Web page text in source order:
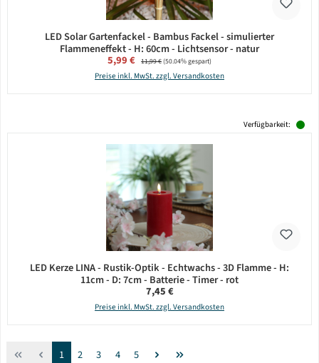
LED Solar Gartenfackel - Bambus Fackel - simulierter
Flammeneffekt - H: 60cm - Lichtsensor - natur
Verkaufspreis:
5,99 € Regulärer Preis:
11,99 €(50.04% gespart)
Preise inkl. MwSt. zzgl. Versandkosten
Verfügbarkeit:
LED Kerze LINA - Rustik-Optik - Echtwachs - 3D Flamme - H:
11cm - D: 7cm - Batterie - Timer - rot
Regulärer Preis:
7,45 €
Preise inkl. MwSt. zzgl. Versandkosten
Seite
1 Seite
2 Seite
3 Seite
4 Seite
5